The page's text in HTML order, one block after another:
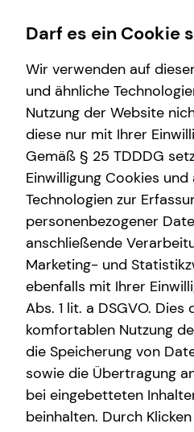
Kapitalanlage Immobilien
Überblick
Voraussetzungen
Steuerliche Vorteile
Immobilienfinanzierung
Überblick
Finanzierungswege
Zinsrechner
Wissenswertes
Über tecis
Darf es ein Cookie
Wir verwenden auf
und ähnliche
Nutzung der Website
diese nur mit Ihrer
Gemäß § 25 TDDDG
Einwilligung Cookies und
Technologien zur
personenbezogener
anschließende
Marketing- und
ebenfalls mit Ihrer
Abs. 1 lit. a DSGVO. Dies
komfortablen Nutzung
die Speicherung von
sowie die Übertragung
bei eingebetteten
beinhalten. Durch